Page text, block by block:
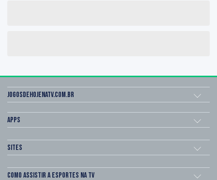
Jogosdehojenatv.com.br
Apps
Sites
Como assistir a esportes na TV